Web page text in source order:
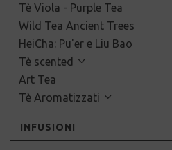
Tè Viola - Purple Tea
Wild Tea Ancient Trees
HeiCha: Pu'er e Liu Bao
Tè scented
Art Tea
Tè Aromatizzati
INFUSIONI